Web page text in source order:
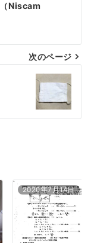
Niscam
次のページ
2020年7月14日